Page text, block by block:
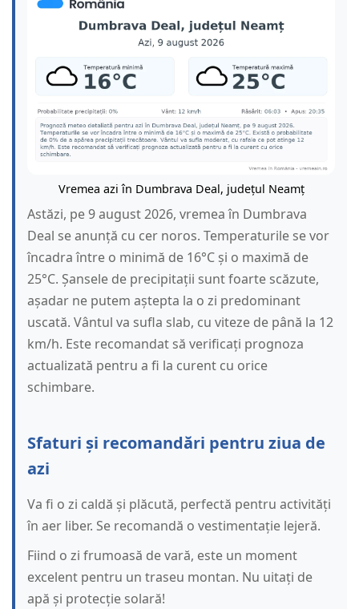
Vremea azi în Dumbrava Deal, județul Neamț
Astăzi, pe 9 august 2026, vremea în Dumbrava
Deal se anunță cu cer noros. Temperaturile se vor
încadra între o minimă de 16°C și o maximă de
25°C. Șansele de precipitații sunt foarte scăzute,
așadar ne putem aștepta la o zi predominant
uscată. Vântul va sufla slab, cu viteze de până la 12
km/h. Este recomandat să verificați prognoza
actualizată pentru a fi la curent cu orice
schimbare.
Sfaturi și recomandări pentru ziua de
azi
Va fi o zi caldă și plăcută, perfectă pentru activități
în aer liber. Se recomandă o vestimentație lejeră.
Fiind o zi frumoasă de vară, este un moment
excelent pentru un traseu montan. Nu uitați de
apă și protecție solară!